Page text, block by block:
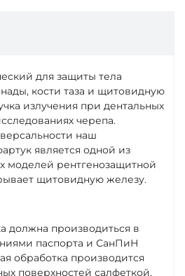
для защиты тела
кости таза и щитовидную
излучения при дентальных
черепа.
наш
является одной из
моделей рентгенозащитной
щитовидную железу.
должна производиться в
паспорта и СанПиН
обработка производится
поверхностей салфеткой,